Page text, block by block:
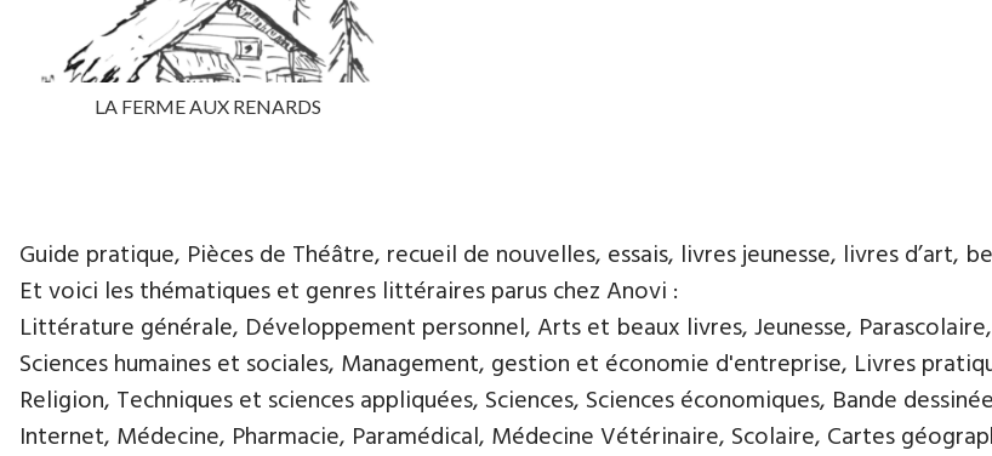
LA FERME AUX RENARDS
Guide pratique, Pièces de Théâtre, recueil de nouvelles, essais, livres jeunesse, livres d’art,
Et voici les thématiques et genres littéraires parus chez Anovi :
Littérature générale, Développement personnel, Arts et beaux livres, Jeunesse,
Sciences humaines et sociales, Management, gestion et économie d'entreprise, Livres
Religion, Techniques et sciences appliquées, Sciences, Sciences économiques, Bande
Internet, Médecine, Pharmacie, Paramédical, Médecine Vétérinaire, Scolaire, Cartes